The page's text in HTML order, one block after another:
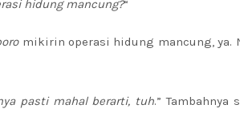
hidung mancung?“
mikirin operasi hidung mancung, ya.
pasti mahal berarti, tuh.” Tambahnya